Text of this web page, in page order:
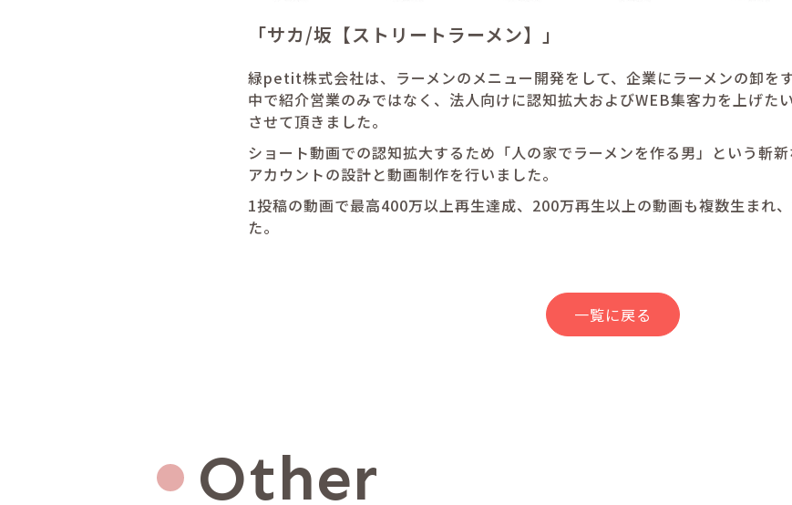
「サカ/坂【ストリートラーメン】」
緑petit株式会社は、ラーメンのメニュー開発をして、企業にラーメンの卸を
中で紹介営業のみではなく、法人向けに認知拡大およびWEB集客力を上げた
させて頂きました。
ショート動画での認知拡大するため「人の家でラーメンを作る男」という斬
アカウントの設計と動画制作を行いました。
1投稿の動画で最高400万以上再生達成、200万再生以上の動画も複数生まれ
た。
一覧に戻る
Other